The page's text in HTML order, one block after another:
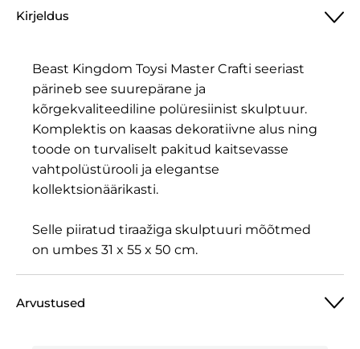
Kirjeldus
Beast Kingdom Toysi Master Crafti seeriast
pärineb see suurepärane ja
kõrgekvaliteediline polüresiinist skulptuur.
Komplektis on kaasas dekoratiivne alus ning
toode on turvaliselt pakitud kaitsevasse
vahtpolüstürooli ja elegantse
kollektsionäärikasti.
Selle piiratud tiraažiga skulptuuri mõõtmed
on umbes 31 x 55 x 50 cm.
Arvustused